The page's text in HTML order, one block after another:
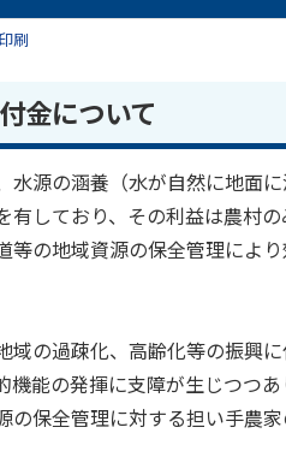
刷
金について
水源の涵養（水が自然に地面
有しており、その利益は農村
等の地域資源の保全管理によ
域の過疎化、高齢化等の振興
機能の発揮に支障が生じつつ
保全管理に対する担い手農家